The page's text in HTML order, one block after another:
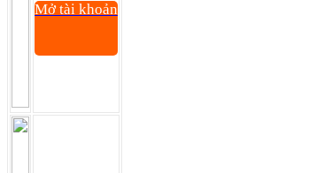
Mở tài khoản